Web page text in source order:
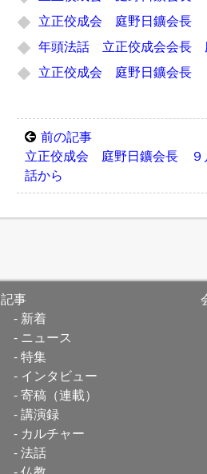
立正佼成会 庭野日鑛会長
年頭法話 立正佼成会会長
立正佼成会 庭野日鑛会長
前の記事
立正佼成会 庭野日鑛会長 ９
話から
記事
新着
ニュース
特集
インタビュー
寄稿（連載）
講演録
カルチャー
法話